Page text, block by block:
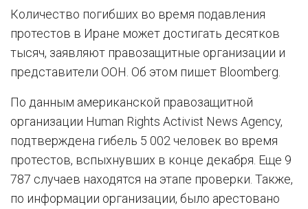
Количество погибших во время подавления
протестов в Иране может достигать десятков
тысяч, заявляют правозащитные организации и
представители ООН. Об этом пишет Bloomberg.
По данным американской правозащитной
организации Human Rights Activist News Agency,
подтверждена гибель 5 002 человек во время
протестов, вспыхнувших в конце декабря. Еще 9
787 случаев находятся на этапе проверки. Также,
по информации организации, было арестовано